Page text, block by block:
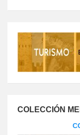
COLECCIÓN